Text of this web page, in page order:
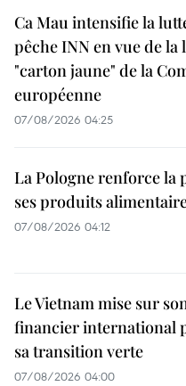
Ca Mau intensifie la
pêche INN en vue de la
"carton jaune" de la
européenne
07/08/2026 04:25
La Pologne renforce la
ses produits
07/08/2026 04:12
Le Vietnam mise sur
financier international
sa transition verte
07/08/2026 04:00